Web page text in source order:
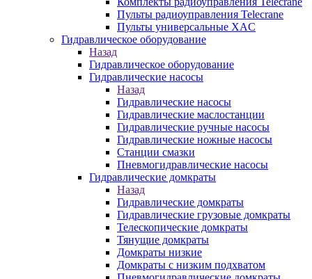
Пульты радиоуправления Telecrane
Пульты универсальные XAC
Гидравлическое оборудование
Назад
Гидравлическое оборудование
Гидравлические насосы
Назад
Гидравлические насосы
Гидравлические маслостанции
Гидравлические ручные насосы
Гидравлические ножные насосы
Станции смазки
Пневмогидравлические насосы
Гидравлические домкраты
Назад
Гидравлические домкраты
Гидравлические грузовые домкраты
Телескопические домкраты
Тянущие домкраты
Домкраты низкие
Домкраты с низким подхватом